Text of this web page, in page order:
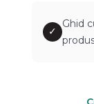
✓
Ghid